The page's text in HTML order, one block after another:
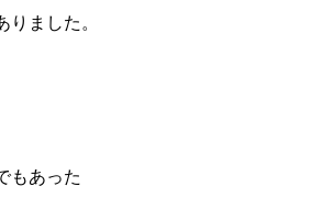
りました。
もあった